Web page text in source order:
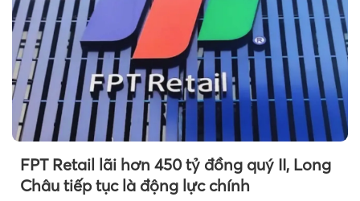
FPT Retail lãi hơn 450 tỷ đồng quý II, Long
Châu tiếp tục là động lực chính